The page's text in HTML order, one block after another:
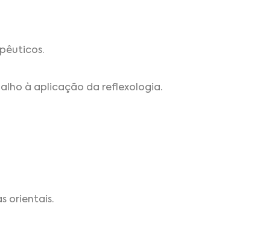
à aplicação da reflexologia.
orientais.